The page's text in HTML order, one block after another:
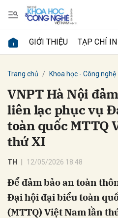
GIỚI THIỆU TẠP CHÍ IN
Trang chủ Khoa học - Công nghệ
VNPT Hà Nội
liên lạc phục vụ
toàn quốc MTTQ
thứ XI
TH 12/05/2026 18:48
Để đảm bảo an toàn
Đại hội đại biểu toàn
(MTTQ) Việt Nam lần
Gửi bình luận